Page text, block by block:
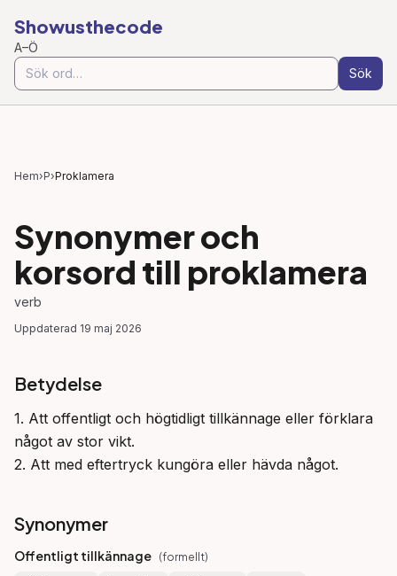
Showusthecode
A–Ö
Sök
Hem›P›Proklamera
Synonymer och
korsord till proklamera
verb
Uppdaterad 19 maj 2026
Betydelse
1. Att offentligt och högtidligt tillkännage eller förklara
något av stor vikt.
2. Att med eftertryck kungöra eller hävda något.
Synonymer
Offentligt tillkännage (formellt)